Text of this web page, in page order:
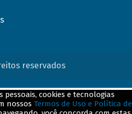
reservados
pessoais, cookies e tecnologias
nossos Termos de Uso e Política de